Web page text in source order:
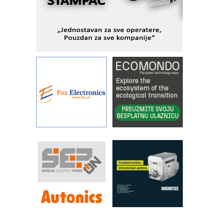
KIP KOP – napredna rešenja za
objekte
Alba d.o.o. – 35 godina preciznosti u
IBeRTIM - oprema za ispitivanje
kontrole kvaliteta
STAUFF – Komponente koje
povećavaju pouzdanost hidrauličkih
pouzdanost u transferu fluida
Filtration Group Industrial – Napredna
rešenja za filtraciju u hidrauličkim i
procesnim sistemima
RILINEX kompanije Rittal
FANUC: Najbolje za vašu pametnu